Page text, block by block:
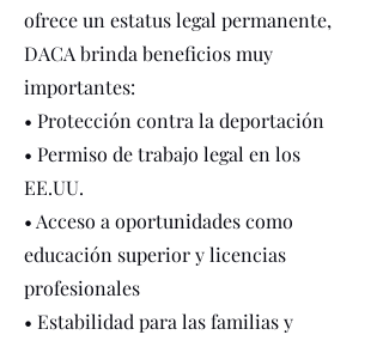
ofrece un estatus legal permanente,
DACA brinda beneficios muy
importantes:
• Protección contra la deportación
• Permiso de trabajo legal en los
EE.UU.
• Acceso a oportunidades como
educación superior y licencias
profesionales
• Estabilidad para las familias y